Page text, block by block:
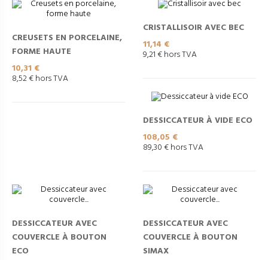
CREUSETS EN PORCELAINE,
FORME HAUTE
Prix
10,31 €
8,52 € hors TVA
CRISTALLISOIR AVEC BEC
Prix
11,14 €
9,21 € hors TVA
DESSICCATEUR À VIDE ECO
Prix
108,05 €
89,30 € hors TVA
DESSICCATEUR AVEC
COUVERCLE À BOUTON
ECO
DESSICCATEUR AVEC
COUVERCLE À BOUTON
SIMAX